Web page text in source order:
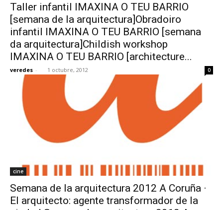
Taller infantil IMAXINA O TEU BARRIO
[semana de la arquitectura]Obradoiro
infantil IMAXINA O TEU BARRIO [semana
da arquitectura]Childish workshop
IMAXINA O TEU BARRIO [architecture...
veredes - 1 octubre, 2012 0
cine
Semana de la arquitectura 2012 A Coruña ·
El arquitecto: agente transformador de la